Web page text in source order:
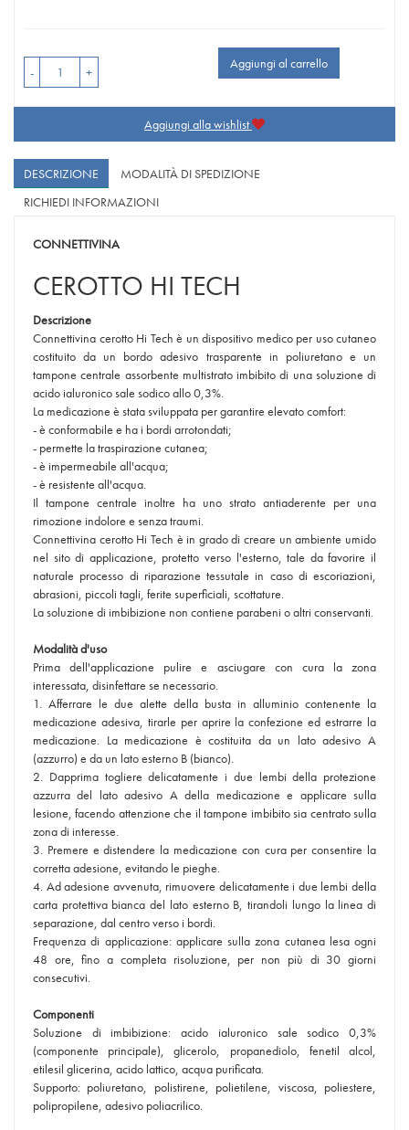
- +
Aggiungi al carrello
Aggiungi alla wishlist
DESCRIZIONE
MODALITÀ DI SPEDIZIONE
RICHIEDI INFORMAZIONI
CONNETTIVINA
CEROTTO HI TECH
Descrizione
Connettivina cerotto Hi Tech è un dispositivo medico per uso cutaneo
costituito da un bordo adesivo trasparente in poliuretano e un
tampone centrale assorbente multistrato imbibito di una soluzione di
acido ialuronico sale sodico allo 0,3%.
La medicazione è stata sviluppata per garantire elevato comfort:
- è conformabile e ha i bordi arrotondati;
- permette la traspirazione cutanea;
- è impermeabile all'acqua;
- è resistente all'acqua.
Il tampone centrale inoltre ha uno strato antiaderente per una
rimozione indolore e senza traumi.
Connettivina cerotto Hi Tech è in grado di creare un ambiente umido
nel sito di applicazione, protetto verso l'esterno, tale da favorire il
naturale processo di riparazione tessutale in caso di escoriazioni,
abrasioni, piccoli tagli, ferite superficiali, scottature.
La soluzione di imbibizione non contiene parabeni o altri conservanti.
Modalità d'uso
Prima dell'applicazione pulire e asciugare con cura la zona
interessata, disinfettare se necessario.
1. Afferrare le due alette della busta in alluminio contenente la
medicazione adesiva, tirarle per aprire la confezione ed estrarre la
medicazione. La medicazione è costituita da un lato adesivo A
(azzurro) e da un lato esterno B (bianco).
2. Dapprima togliere delicatamente i due lembi della protezione
azzurra del lato adesivo A della medicazione e applicare sulla
lesione, facendo attenzione che il tampone imbibito sia centrato sulla
zona di interesse.
3. Premere e distendere la medicazione con cura per consentire la
corretta adesione, evitando le pieghe.
4. Ad adesione avvenuta, rimuovere delicatamente i due lembi della
carta protettiva bianca del lato esterno B, tirandoli lungo la linea di
separazione, dal centro verso i bordi.
Frequenza di applicazione: applicare sulla zona cutanea lesa ogni
48 ore, fino a completa risoluzione, per non più di 30 giorni
consecutivi.
Componenti
Soluzione di imbibizione: acido ialuronico sale sodico 0,3%
(componente principale), glicerolo, propanediolo, fenetil alcol,
etilesil glicerina, acido lattico, acqua purificata.
Supporto: poliuretano, polistirene, polietilene, viscosa, poliestere,
polipropilene, adesivo poliacrilico.